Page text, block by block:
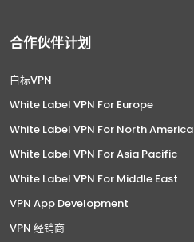
合作伙伴计划
白标VPN
White Label VPN For Europe
White Label VPN For North America
White Label VPN For Asia Pacific
White Label VPN For Middle East
VPN App Development
VPN 经销商